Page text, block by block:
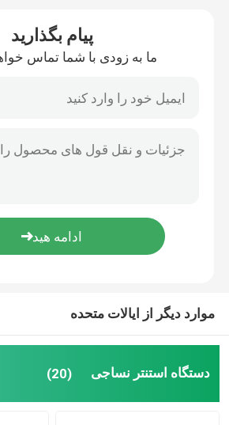
ماشین خشک کن پارچه
دستگاه تنظیم حرارت پارچه
ماشین تکمیل نساجی
دستگاه رنگرزی پارچه
دستگاه خشک کن
پیام بگذارید
ما به زودی با شما تماس
موارد دیگر از ایالات متحده
دستگاه استنتر نساجی (20)